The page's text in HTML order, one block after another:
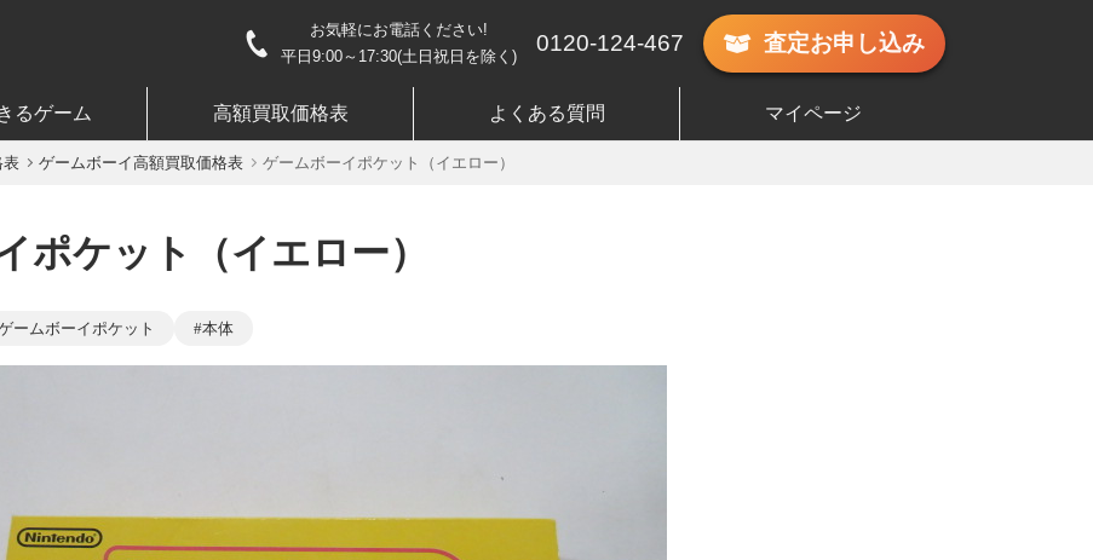
お気軽にお電話ください!
平日9:00～17:30(土日祝日を除く)
0120-124-467 査定お申し込み
るゲーム 高額買取価格表 よくある質問 マイページ
表 ゲームボーイ高額買取価格表 ゲームボーイポケット（イエロー）
ポケット（イエロー）
ームボーイポケット 本体